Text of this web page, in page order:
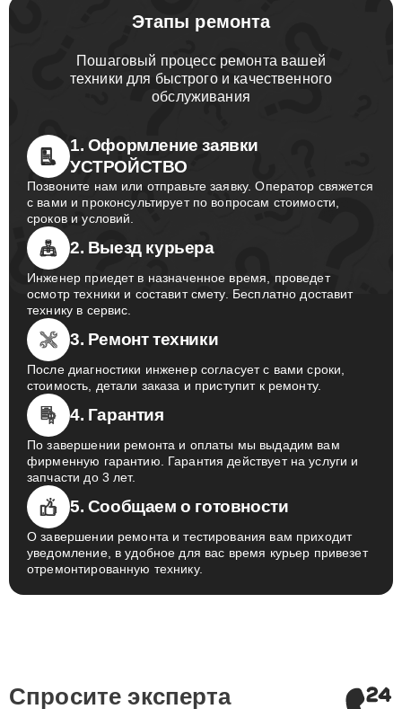
Этапы ремонта
Пошаговый процесс ремонта вашей
техники для быстрого и качественного
обслуживания
1. Оформление заявки
УСТРОЙСТВО
Позвоните нам или отправьте заявку. Оператор свяжется
с вами и проконсультирует по вопросам стоимости,
сроков и условий.
2. Выезд курьера
Инженер приедет в назначенное время, проведет
осмотр техники и составит смету. Бесплатно доставит
технику в сервис.
3. Ремонт техники
После диагностики инженер согласует с вами сроки,
стоимость, детали заказа и приступит к ремонту.
4. Гарантия
По завершении ремонта и оплаты мы выдадим вам
фирменную гарантию. Гарантия действует на услуги и
запчасти до 3 лет.
5. Сообщаем о готовности
О завершении ремонта и тестирования вам приходит
уведомление, в удобное для вас время курьер привезет
отремонтированную технику.
Спросите эксперта